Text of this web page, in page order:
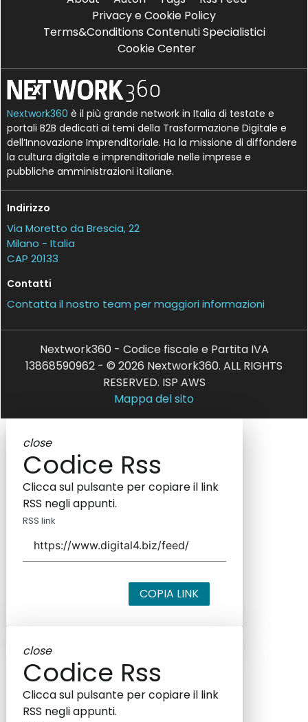
Privacy e Cookie Policy
Terms&Conditions Contenuti Specialistici
Cookie Center
Nextwork360 è il più grande network in Italia di testate e
portali B2B dedicati ai temi della Trasformazione Digitale e
dell’Innovazione Imprenditoriale. Ha la missione di diffondere
la cultura digitale e imprenditoriale nelle imprese e
pubbliche amministrazioni italiane.
Indirizzo
Via Moretto da Brescia, 22
Milano - Italia
CAP 20133
Contatti
Contatta il nostro team per maggiori informazioni
Nextwork360 - Codice fiscale e Partita IVA
13868590962 - © 2026 Nextwork360. ALL RIGHTS
RESERVED. ISP AWS
Mappa del sito
close
Codice Rss
Clicca sul pulsante per copiare il link
RSS negli appunti.
RSS link
COPIA LINK
close
Codice Rss
Clicca sul pulsante per copiare il link
RSS negli appunti.